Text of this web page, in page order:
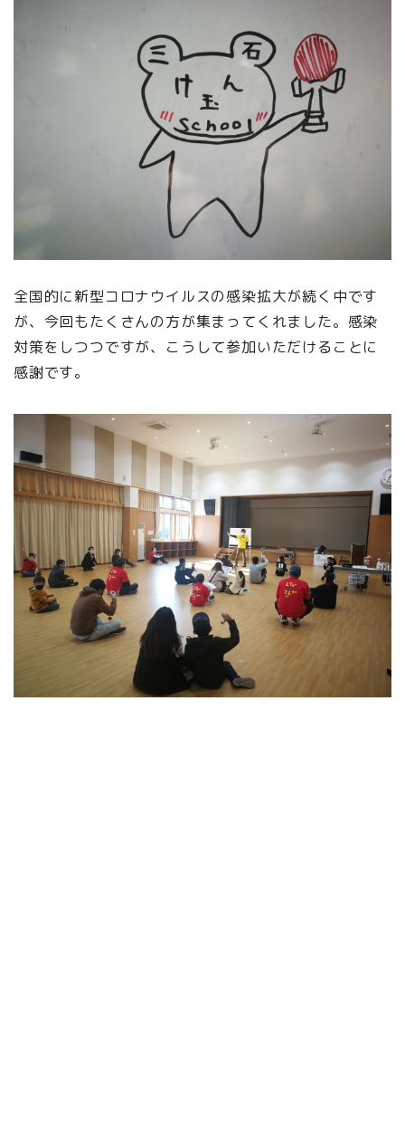
全国的に新型コロナウイルスの感染拡大が続く中です
が、今回もたくさんの方が集まってくれました。感染
対策をしつつですが、こうして参加いただけることに
感謝です。